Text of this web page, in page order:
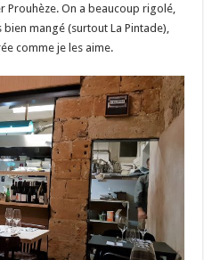
Prouhèze. On a beaucoup rigolé,
mangé (surtout La Pintade),
comme je les aime.